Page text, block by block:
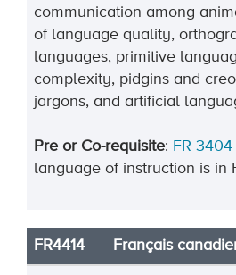
communication among
of language quality,
languages, primitive
complexity, pidgins and
jargons, and artificial
Pre or Co-requisite: FR 3404
language of instruction is in
FR4414 Français